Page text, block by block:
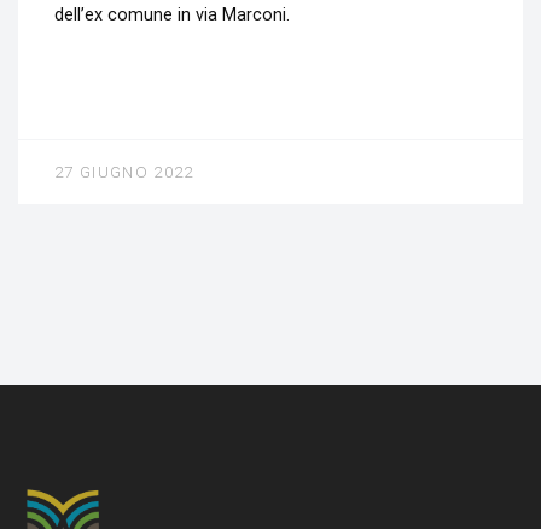
dell’ex comune in via Marconi.
27 GIUGNO 2022